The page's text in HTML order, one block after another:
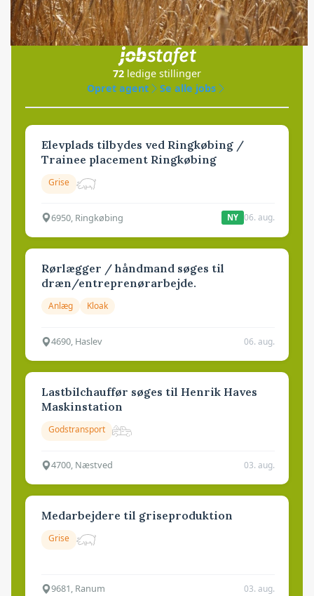
Jobs
i samarbejde med
72 ledige stillinger
Opret agent
Se alle jobs
Elevplads tilbydes ved Ringkøbing /
Trainee placement Ringkøbing
Grise
6950, Ringkøbing NY 06. aug.
Rørlægger / håndmand søges til
dræn/entreprenørarbejde.
Anlæg Kloak
4690, Haslev 06. aug.
Lastbilchauffør søges til Henrik Haves
Maskinstation
Godstransport
4700, Næstved 03. aug.
Medarbejdere til griseproduktion
Grise
9681, Ranum 03. aug.